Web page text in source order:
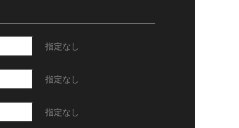
指定なし
指定なし
指定なし